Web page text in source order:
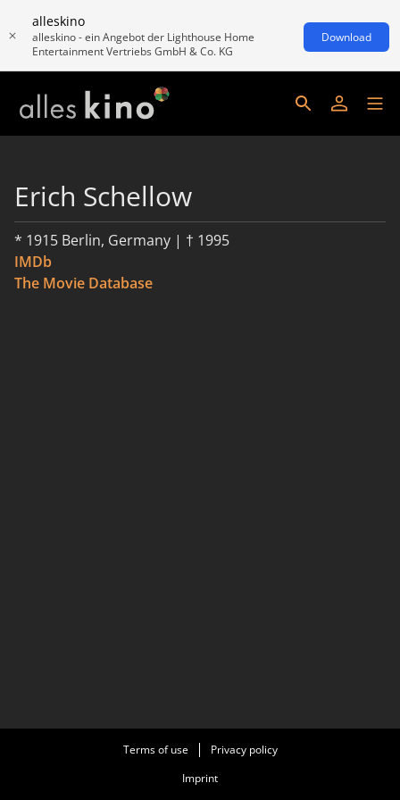
alleskino
alleskino - ein Angebot der Lighthouse Home
Entertainment Vertriebs GmbH & Co. KG
Download
Erich Schellow
* 1915 Berlin, Germany | † 1995
IMDb
The Movie Database
Terms of use
Privacy policy
Imprint